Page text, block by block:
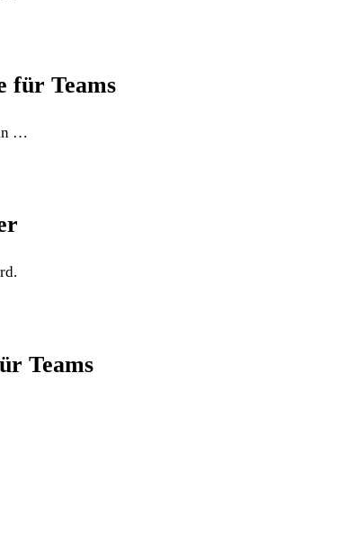
für Teams
…
Teams